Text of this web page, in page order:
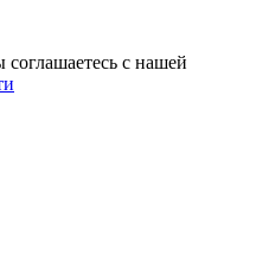
с нашей